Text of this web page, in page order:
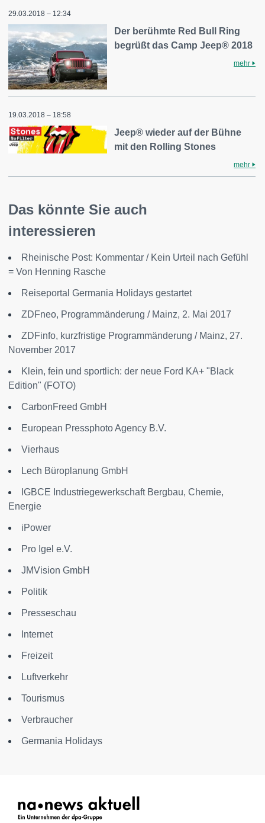
29.03.2018 – 12:34
Der berühmte Red Bull Ring
begrüßt das Camp Jeep® 2018
mehr
19.03.2018 – 18:58
Jeep® wieder auf der Bühne
mit den Rolling Stones
mehr
Das könnte Sie auch
interessieren
Rheinische Post: Kommentar / Kein Urteil nach Gefühl
= Von Henning Rasche
Reiseportal Germania Holidays gestartet
ZDFneo, Programmänderung / Mainz, 2. Mai 2017
ZDFinfo, kurzfristige Programmänderung / Mainz, 27.
November 2017
Klein, fein und sportlich: der neue Ford KA+ "Black
Edition" (FOTO)
CarbonFreed GmbH
European Pressphoto Agency B.V.
Vierhaus
Lech Büroplanung GmbH
IGBCE Industriegewerkschaft Bergbau, Chemie,
Energie
iPower
Pro Igel e.V.
JMVision GmbH
Politik
Presseschau
Internet
Freizeit
Luftverkehr
Tourismus
Verbraucher
Germania Holidays